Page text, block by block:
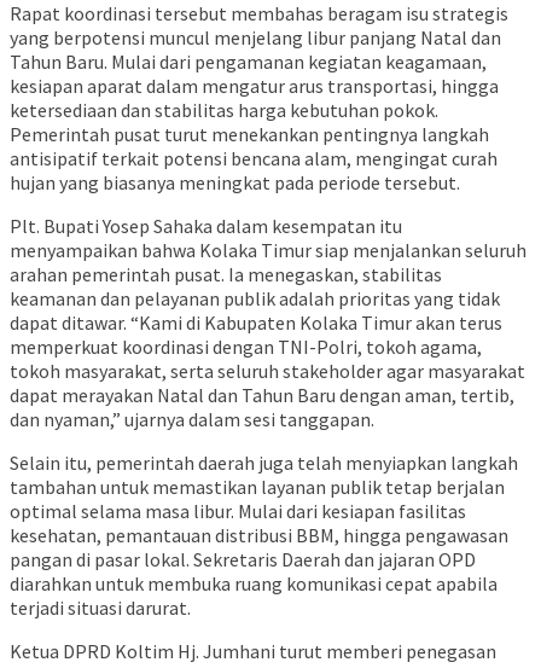
Rapat koordinasi tersebut membahas beragam isu strategis
yang berpotensi muncul menjelang libur panjang Natal dan
Tahun Baru. Mulai dari pengamanan kegiatan keagamaan,
kesiapan aparat dalam mengatur arus transportasi, hingga
ketersediaan dan stabilitas harga kebutuhan pokok.
Pemerintah pusat turut menekankan pentingnya langkah
antisipatif terkait potensi bencana alam, mengingat curah
hujan yang biasanya meningkat pada periode tersebut.
Plt. Bupati Yosep Sahaka dalam kesempatan itu
menyampaikan bahwa Kolaka Timur siap menjalankan seluruh
arahan pemerintah pusat. Ia menegaskan, stabilitas
keamanan dan pelayanan publik adalah prioritas yang tidak
dapat ditawar. “Kami di Kabupaten Kolaka Timur akan terus
memperkuat koordinasi dengan TNI-Polri, tokoh agama,
tokoh masyarakat, serta seluruh stakeholder agar masyarakat
dapat merayakan Natal dan Tahun Baru dengan aman, tertib,
dan nyaman,” ujarnya dalam sesi tanggapan.
Selain itu, pemerintah daerah juga telah menyiapkan langkah
tambahan untuk memastikan layanan publik tetap berjalan
optimal selama masa libur. Mulai dari kesiapan fasilitas
kesehatan, pemantauan distribusi BBM, hingga pengawasan
pangan di pasar lokal. Sekretaris Daerah dan jajaran OPD
diarahkan untuk membuka ruang komunikasi cepat apabila
terjadi situasi darurat.
Ketua DPRD Koltim Hj. Jumhani turut memberi penegasan